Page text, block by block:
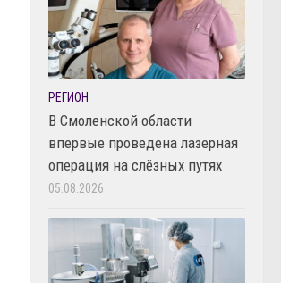
РЕГИОН
В Смоленской области
впервые проведена лазерная
операция на слёзных путях
05.08.2026